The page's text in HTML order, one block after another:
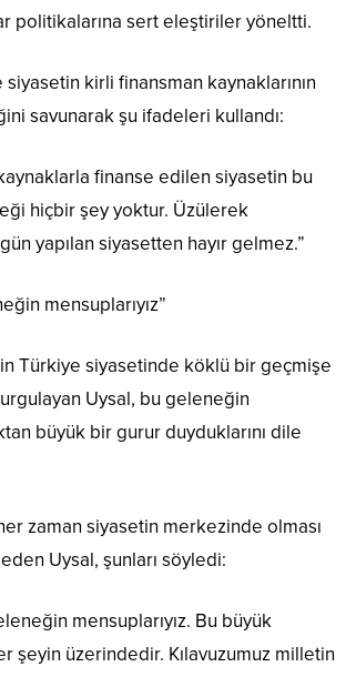
politikalarına sert eleştiriler yöneltti.
siyasetin kirli finansman kaynaklarının
savunarak şu ifadeleri kullandı:
finanse edilen siyasetin bu
hiçbir şey yoktur. Üzülerek
yapılan siyasetten hayır gelmez.”
mensuplarıyız”
Türkiye siyasetinde köklü bir geçmişe
Uysal, bu geleneğin
büyük bir gurur duyduklarını dile
zaman siyasetin merkezinde olması
Uysal, şunları söyledi:
mensuplarıyız. Bu büyük
şeyin üzerindedir. Kılavuzumuz milletin